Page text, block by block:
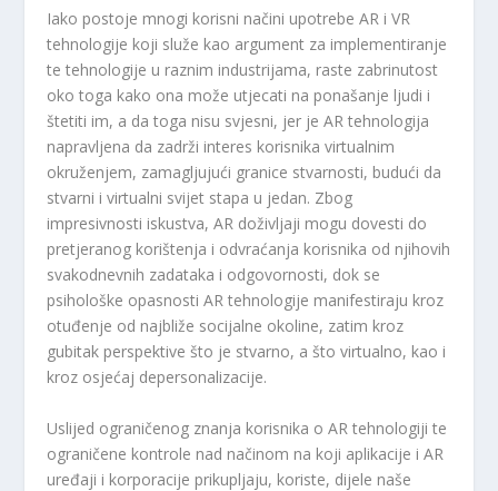
Iako postoje mnogi korisni načini upotrebe AR i VR
tehnologije koji služe kao argument za implementiranje
te tehnologije u raznim industrijama, raste zabrinutost
oko toga kako ona može utjecati na ponašanje ljudi i
štetiti im, a da toga nisu svjesni, jer je AR tehnologija
napravljena da zadrži interes korisnika virtualnim
okruženjem, zamagljujući granice stvarnosti, budući da
stvarni i virtualni svijet stapa u jedan. Zbog
impresivnosti iskustva, AR doživljaji mogu dovesti do
pretjeranog korištenja i odvraćanja korisnika od njihovih
svakodnevnih zadataka i odgovornosti, dok se
psihološke opasnosti AR tehnologije manifestiraju kroz
otuđenje od najbliže socijalne okoline, zatim kroz
gubitak perspektive što je stvarno, a što virtualno, kao i
kroz osjećaj depersonalizacije.
Uslijed ograničenog znanja korisnika o AR tehnologiji te
ograničene kontrole nad načinom na koji aplikacije i AR
uređaji i korporacije prikupljaju, koriste, dijele naše